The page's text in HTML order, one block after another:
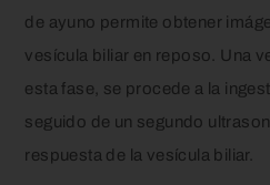
de ayuno permite obtener
vesícula biliar en reposo. Una
esta fase, se procede a la
seguido de un segundo
respuesta de la vesícula biliar.